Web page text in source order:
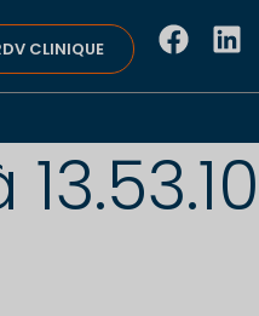
CLINIQUE